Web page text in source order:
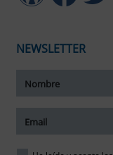
NEWSLETTER
tamaño del texto
del texto
espaciado del texto